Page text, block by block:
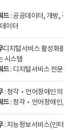
드: 공공데이터, 개방,
이터
디지털서비스 활성화를
시스템
드: 디지털서비스 전문
: 청각‧언어장애인의
드: 청각‧언어장애인,
: 지능정보서비스(인터